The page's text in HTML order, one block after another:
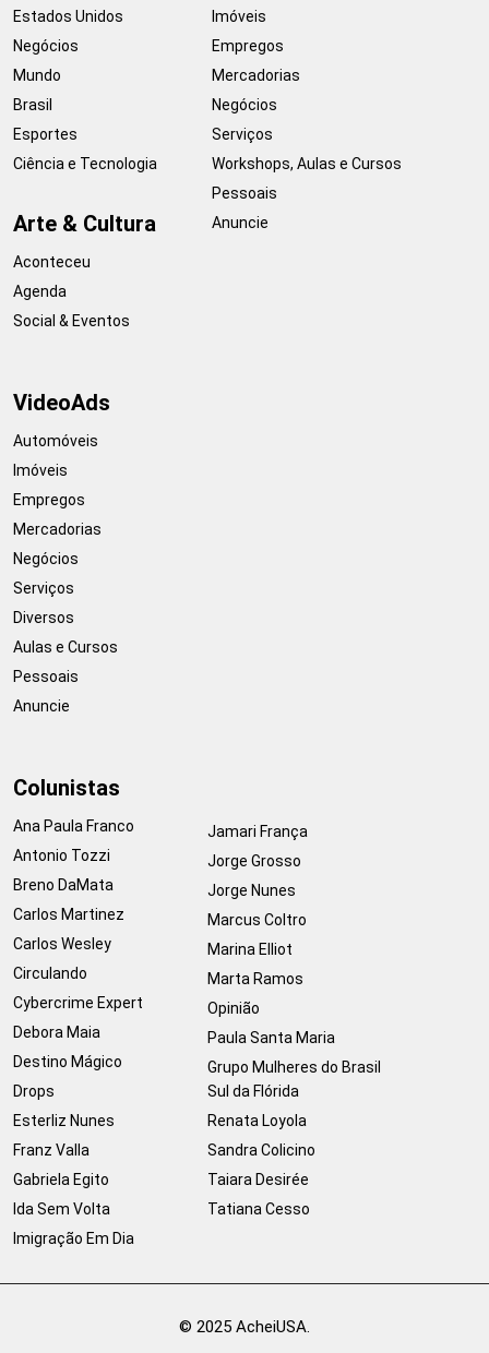
Estados Unidos
Negócios
Mundo
Brasil
Esportes
Ciência e Tecnologia
Arte & Cultura
Aconteceu
Agenda
Social & Eventos
Imóveis
Empregos
Mercadorias
Negócios
Serviços
Workshops, Aulas e Cursos
Pessoais
Anuncie
VideoAds
Automóveis
Imóveis
Empregos
Mercadorias
Negócios
Serviços
Diversos
Aulas e Cursos
Pessoais
Anuncie
Colunistas
Ana Paula Franco
Antonio Tozzi
Breno DaMata
Carlos Martinez
Carlos Wesley
Circulando
Cybercrime Expert
Debora Maia
Destino Mágico
Drops
Esterliz Nunes
Franz Valla
Gabriela Egito
Ida Sem Volta
Imigração Em Dia
Jamari França
Jorge Grosso
Jorge Nunes
Marcus Coltro
Marina Elliot
Marta Ramos
Opinião
Paula Santa Maria
Grupo Mulheres do Brasil
Sul da Flórida
Renata Loyola
Sandra Colicino
Taiara Desirée
Tatiana Cesso
© 2025 AcheiUSA.